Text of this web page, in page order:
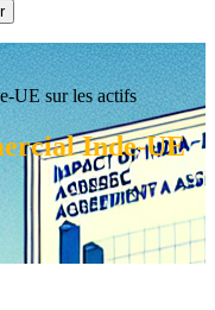
UE sur les actifs
Inde-UE